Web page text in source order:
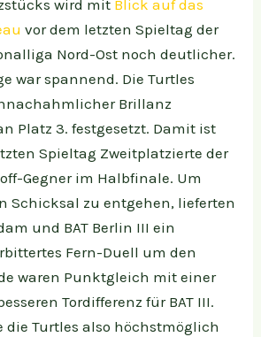
wird mit Blick auf das
vor dem letzten Spieltag der
Nord-Ost noch deutlicher.
war spannend. Die Turtles
Brillanz
Platz 3. festgesetzt. Damit ist
Spieltag Zweitplatzierte der
Gegner im Halbfinale. Um
Schicksal zu entgehen, lieferten
und BAT Berlin III ein
Fern-Duell um den
waren Punktgleich mit einer
Tordifferenz für BAT III.
die Turtles also höchstmöglich